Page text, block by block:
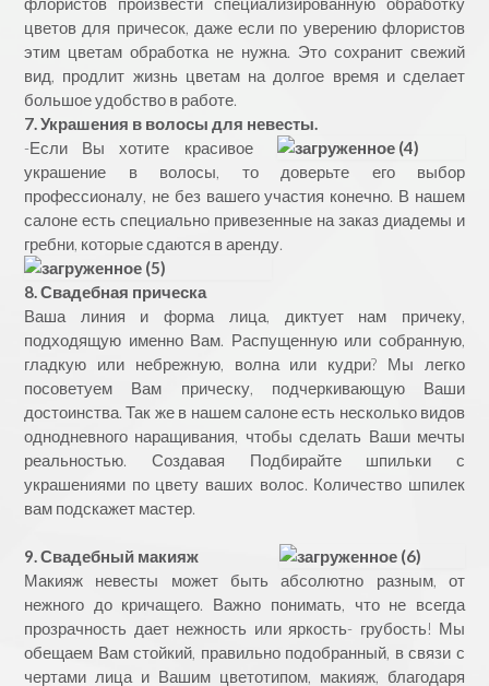
цветов для причесок, даже если по уверению флористов
этим цветам обработка не нужна. Это сохранит свежий
вид, продлит жизнь цветам на долгое время и сделает
большое удобство в работе.
7. Украшения в волосы для невесты.
-Если Вы хотите красивое
украшение в волосы, то доверьте его выбор
профессионалу, не без вашего участия конечно. В нашем
салоне есть специально привезенные на заказ диадемы и
гребни, которые сдаются в аренду.
8. Свадебная прическа
Ваша линия и форма лица, диктует нам причеку,
подходящую именно Вам. Распущенную или собранную,
гладкую или небрежную, волна или кудри? Мы легко
посоветуем Вам прическу, подчеркивающую Ваши
достоинства. Так же в нашем салоне есть несколько видов
однодневного наращивания, чтобы сделать Ваши мечты
реальностью. Создавая Подбирайте шпильки с
украшениями по цвету ваших волос. Количество шпилек
вам подскажет мастер.
9. Свадебный макияж
Макияж невесты может быть абсолютно разным, от
нежного до кричащего. Важно понимать, что не всегда
прозрачность дает нежность или яркость- грубость! Мы
обещаем Вам стойкий, правильно подобранный, в связи с
чертами лица и Вашим цветотипом, макияж, благодаря